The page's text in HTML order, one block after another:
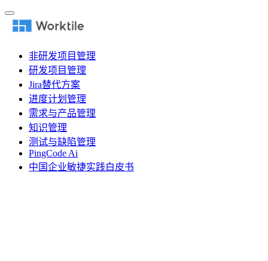
非研发项目管理
研发项目管理
Jira替代方案
进度计划管理
需求与产品管理
知识管理
测试与缺陷管理
PingCode Ai
中国企业敏捷实践白皮书